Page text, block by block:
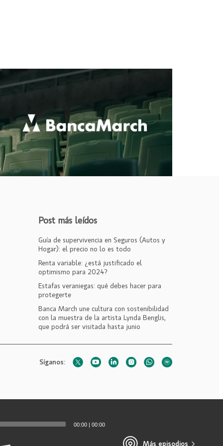
00:00| 00:00
Más episodios
Post más leídos
Guía de supervivencia en Seguros (Autos y
Hogar): el precio no lo es todo
Renta variable: ¿está justificado el
optimismo para 2024?
Estafas veraniegas: qué debes hacer para
protegerte
Banca March une cultura con sostenibilidad
con la muestra de la artista Lynda Benglis,
que podrá ser visitada hasta junio
Síganos: